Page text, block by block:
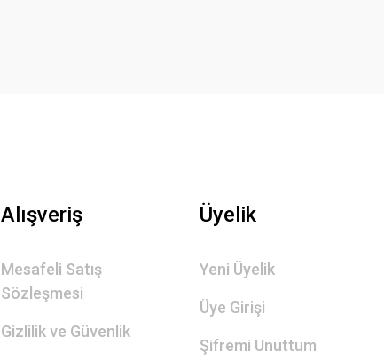
Alışveriş
Mesafeli Satış
Sözleşmesi
Gizlilik ve Güvenlik
Üyelik
Yeni Üyelik
Üye Girişi
Şifremi Unuttum